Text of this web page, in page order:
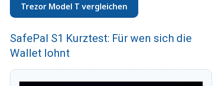
Trezor Model T vergleichen
SafePal S1 Kurztest: Für wen sich die
Wallet lohnt